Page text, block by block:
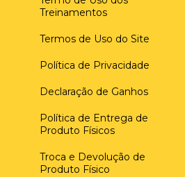
Treinamentos
Termos de Uso do Site
Política de Privacidade
Declaração de Ganhos
Política de Entrega de
Produto Físicos
Troca e Devolução de
Produto Físico